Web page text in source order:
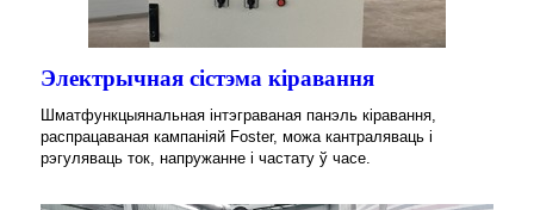
Электрычная сістэма кіравання
Шматфункцыянальная інтэграваная панэль кіравання,
распрацаваная кампаніяй Foster, можа кантраляваць і
рэгуляваць ток, напружанне і частату ў часе.